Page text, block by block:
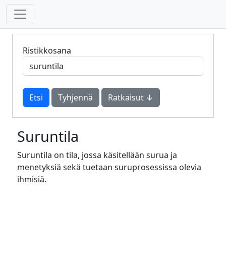
Ristikkosana
Tyhjennä Ratkaisut ↓
Suruntila
Suruntila on tila, jossa käsitellään surua ja
menetyksiä sekä tuetaan suruprosessissa olevia
ihmisiä.